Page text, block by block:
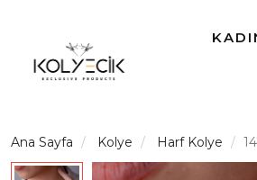
Ana Sayfa Kolye Harf Kolye